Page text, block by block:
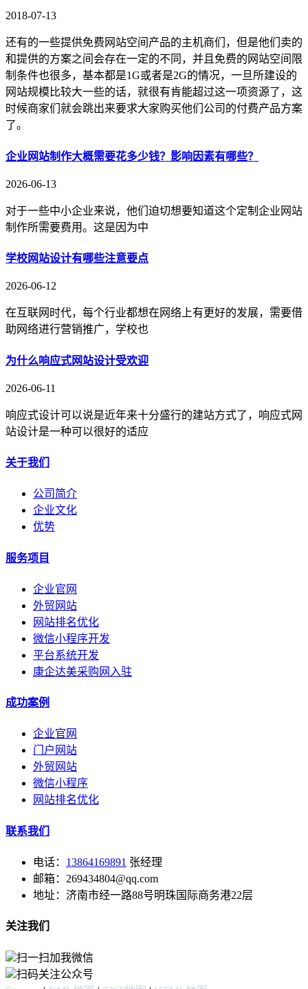
2018-07-13
还有的一些提供免费网站空间产品的主机商们，但是他们卖的
和提供的方案之间会存在一定的不同，并且免费的网站空间限
制条件也很多，基本都是1G或者是2G的情况，一旦所建设的
网站规模比较大一些的话，就很有肯能超过这一项资源了，这
时候商家们就会跳出来要求大家购买他们公司的付费产品方案
了。
企业网站制作大概需要花多少钱？影响因素有哪些？
2026-06-13
对于一些中小企业来说，他们迫切想要知道这个定制企业网站
制作所需要费用。这是因为中
学校网站设计有哪些注意要点
2026-06-12
在互联网时代，每个行业都想在网络上有更好的发展，需要借
助网络进行营销推广，学校也
为什么响应式网站设计受欢迎
2026-06-11
响应式设计可以说是近年来十分盛行的建站方式了，响应式网
站设计是一种可以很好的适应
关于我们
公司简介
企业文化
优势
服务项目
企业官网
外贸网站
网站排名优化
微信小程序开发
平台系统开发
康企达美采购网入驻
成功案例
企业官网
门户网站
外贸网站
微信小程序
网站排名优化
联系我们
电话： 13864169891 张经理
邮箱：269434804@qq.com
地址：济南市经一路88号明珠国际商务港22层
关注我们
扫一扫加我微信
扫码关注公众号